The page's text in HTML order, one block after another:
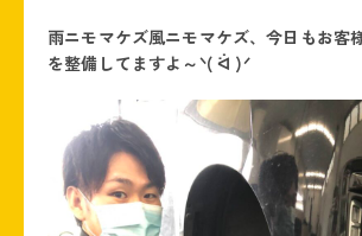
雨ニモマケズ風ニモマケズ、今日もお客
を整備してますよ～ᐠ( ᐛ )ᐟ